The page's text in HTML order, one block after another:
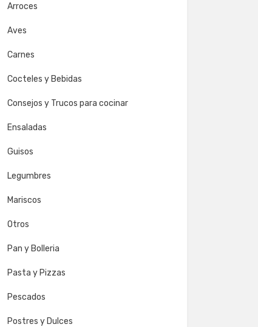
Arroces
Aves
Carnes
Cocteles y Bebidas
Consejos y Trucos para cocinar
Ensaladas
Guisos
Legumbres
Mariscos
Otros
Pan y Bolleria
Pasta y Pizzas
Pescados
Postres y Dulces